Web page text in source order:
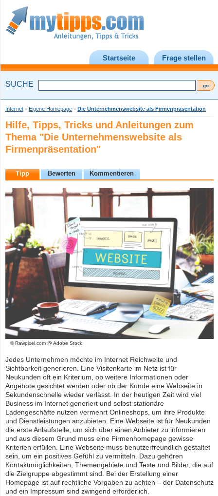
Startseite Frage stellen
SUCHE
Internet » Eigene Homepage » Die Unternehmenswebsite als Firmenpräsentation
Hilfe, Tipps, Tricks und Anleitungen zum
Thema "Die Unternehmenswebsite als
Firmenpräsentation"
Tipp Bewerten Kommentieren
© Rawpixel.com @ Adobe Stock
Jedes Unternehmen möchte im Internet Reichweite und
Sichtbarkeit generieren. Eine Visitenkarte im Netz ist für
Neukunden oft ein Kriterium, ob weitere Informationen oder
Angebote gesichtet werden oder ob der Kunde eine Webseite in
Sekundenschnelle wieder verlässt. In der heutigen Zeit wird viel
Business im Internet generiert und selbst stationäre
Ladengeschäfte nutzen vermehrt Onlineshops, um ihre Produkte
und Dienstleistungen anzubieten. Eine Webseite ist für Neukunden
die erste Anlaufstelle, um sich über einen Anbieter zu informieren
und aus diesem Grund muss eine Firmenhomepage gewisse
Kriterien erfüllen. Eine Webseite muss benutzerfreundlich gestaltet
sein, um ein positives Gefühl zu vermitteln. Dazu gehören
Kontaktmöglichkeiten, Themengebiete und Texte und Bilder, die auf
die Zielgruppe abgestimmt sind. Bei der Erstellung einer
Homepage ist auf rechtliche Vorgaben zu achten – der Datenschutz
und ein Impressum sind zwingend erforderlich.